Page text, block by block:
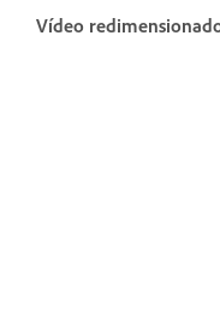
Vídeo